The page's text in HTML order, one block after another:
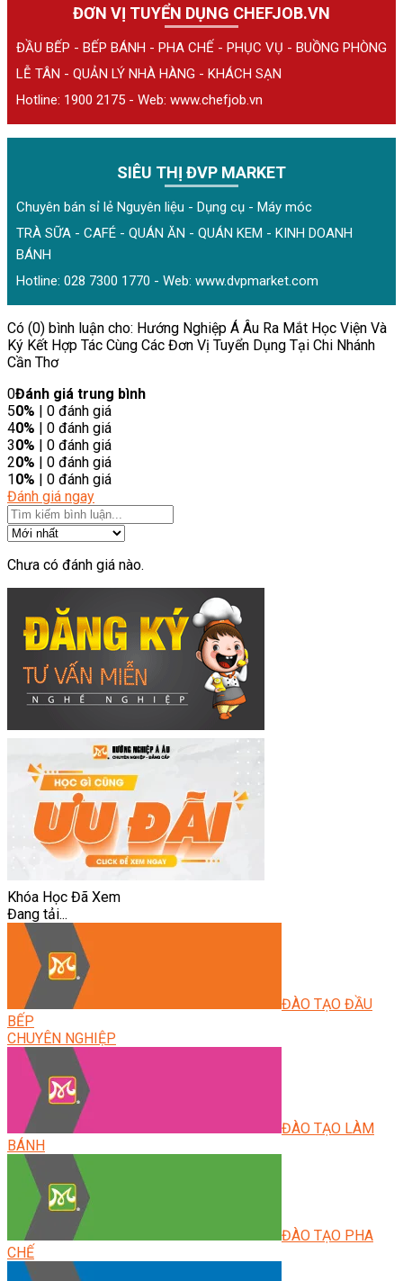
ĐƠN VỊ TUYỂN DỤNG CHEFJOB.VN
ĐẦU BẾP - BẾP BÁNH - PHA CHẾ - PHỤC VỤ - BUỒNG PHÒNG
LỄ TÂN - QUẢN LÝ NHÀ HÀNG - KHÁCH SẠN
Hotline: 1900 2175 - Web: www.chefjob.vn
SIÊU THỊ ĐVP MARKET
Chuyên bán sỉ lẻ Nguyên liệu - Dụng cụ - Máy móc
TRÀ SỮA - CAFÉ - QUÁN ĂN - QUÁN KEM - KINH DOANH
BÁNH
Hotline: 028 7300 1770 - Web: www.dvpmarket.com
Có (0) bình luận cho: Hướng Nghiệp Á Âu Ra Mắt Học Viện Và
Ký Kết Hợp Tác Cùng Các Đơn Vị Tuyển Dụng Tại Chi Nhánh
Cần Thơ
0Đánh giá trung bình
50% | 0 đánh giá
40% | 0 đánh giá
30% | 0 đánh giá
20% | 0 đánh giá
10% | 0 đánh giá
Đánh giá ngay
Chưa có đánh giá nào.
Khóa Học Đã Xem
Đang tải...
ĐÀO TẠO ĐẦU
BẾP
CHUYÊN NGHIỆP
ĐÀO TẠO LÀM
BÁNH
ĐÀO TẠO PHA
CHẾ